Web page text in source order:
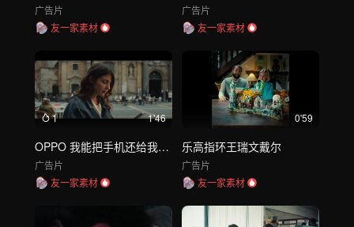
广告片
友一家素材
广告片
友一家素材
1 1'46
OPPO 我能把手机还给我吗？
广告片
友一家素材
0'59
乐高指环王瑞文戴尔
广告片
友一家素材